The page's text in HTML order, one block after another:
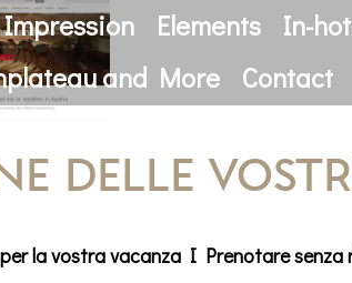
Impression Elements
In-
and More
Contact
delle
la vostra vacanza I Prenotare senza